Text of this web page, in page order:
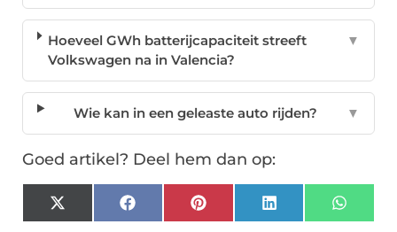
Hoeveel GWh batterijcapaciteit streeft
Volkswagen na in Valencia?
▼
Wie kan in een geleaste auto rijden? ▼
Goed artikel? Deel hem dan op:
X
(Twitter)
FacebookPinterest LinkedIn